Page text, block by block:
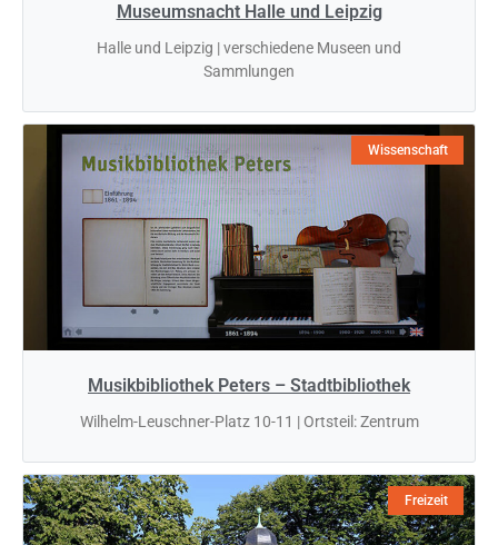
Museumsnacht Halle und Leipzig
Halle und Leipzig | verschiedene Museen und
Sammlungen
Wissenschaft
Musikbibliothek Peters – Stadtbibliothek
Wilhelm-Leuschner-Platz 10-11 | Ortsteil: Zentrum
Freizeit